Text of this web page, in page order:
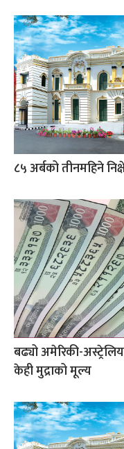
८५ अर्बको तीनमहिने
बढ्यो अमेरिकी-
केही मुद्राको मूल्य